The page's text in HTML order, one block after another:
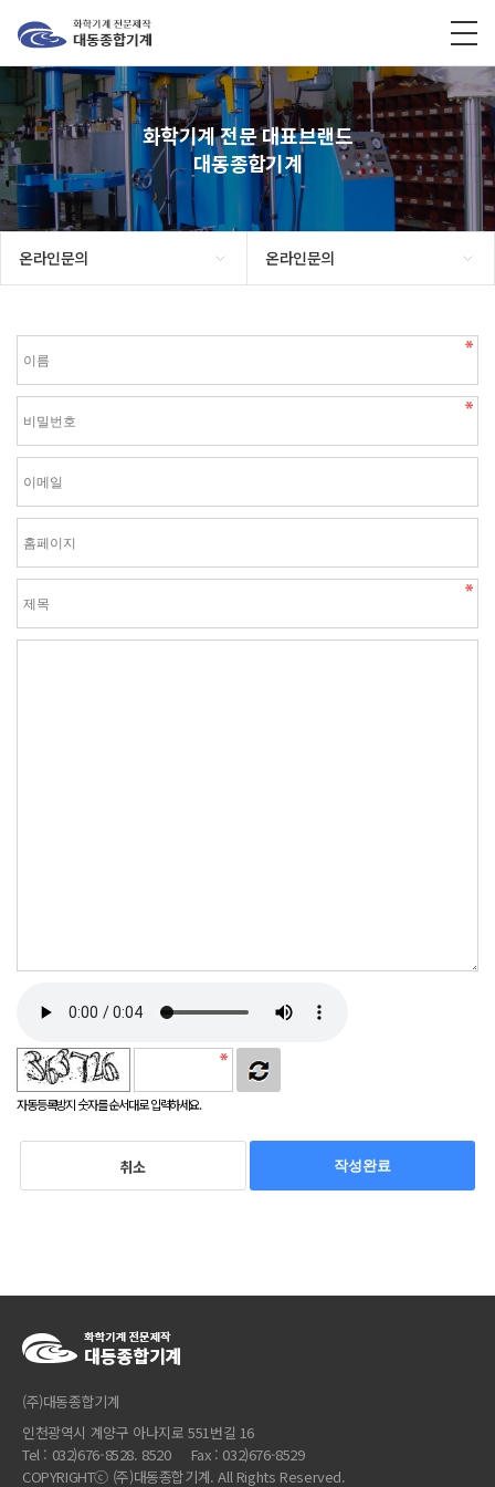
화학기계 전문 대표브랜드
대동종합기계
온라인문의 온라인문의
자동등록방지 숫자를 순서대로 입력하세요.
취소 작성완료
(주)대동종합기계
인천광역시 계양구 아나지로 551번길 16
Tel : 032)676-8528. 8520 Fax : 032)676-8529
COPYRIGHTⓒ (주)대동종합기계. All Rights Reserved.